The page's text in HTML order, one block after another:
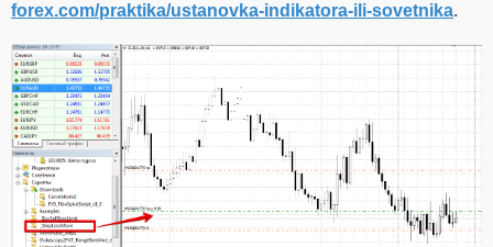
forex.com/praktika/ustanovka-indikatora-ili-sovetnika.